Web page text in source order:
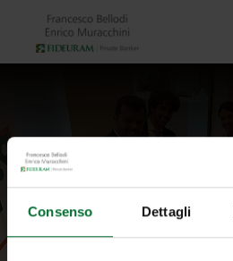
Consenso Dettagli